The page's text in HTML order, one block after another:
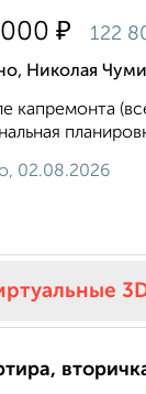
₽ 122
Николая
капремонта
02.08.2026